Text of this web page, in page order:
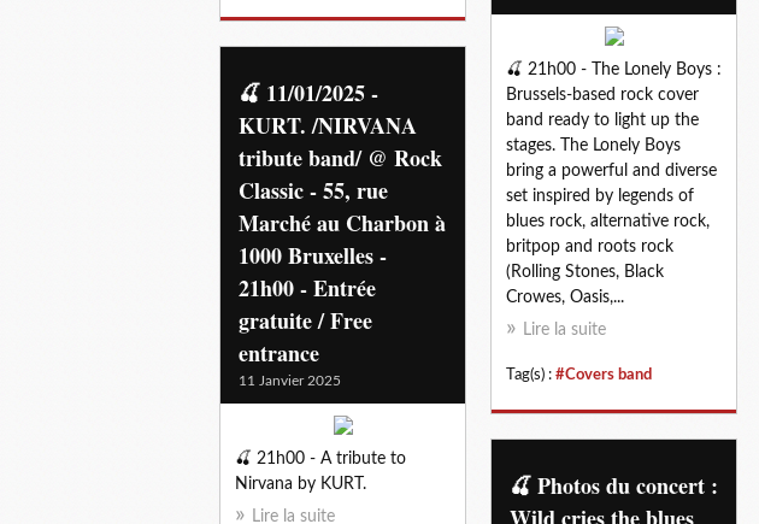
🍒 21h00 - The Lonely Boys :
Brussels-based rock cover
band ready to light up the
stages. The Lonely Boys
bring a powerful and diverse
set inspired by legends of
blues rock, alternative rock,
britpop and roots rock
(Rolling Stones, Black
Crowes, Oasis,...
Lire la suite
Tag(s) : #Covers band
🍒 11/01/2025 -
KURT. /NIRVANA
tribute band/ @ Rock
Classic - 55, rue
Marché au Charbon à
1000 Bruxelles -
21h00 - Entrée
gratuite / Free
entrance
11 Janvier 2025
🍒 21h00 - A tribute to
Nirvana by KURT.
Lire la suite
🍒 Photos du concert :